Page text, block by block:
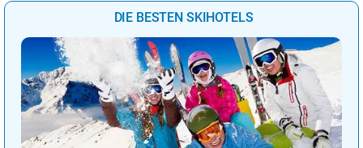
DIE BESTEN SKIHOTELS